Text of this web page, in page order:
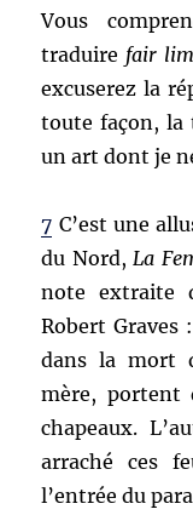
Vous
traduire fair
excuserez la
toute façon, la
un art dont je
7 C’est une
du Nord, La
note extraite
Robert
dans la mort
mère, portent
chapeaux.
arraché ces
l’entrée du